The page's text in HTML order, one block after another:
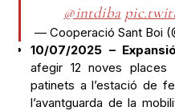
@intdiba
— Cooperació Sant Boi
10/07/2025 –
afegir 12 noves
patinets a l’estació de
l’avantguarda de la